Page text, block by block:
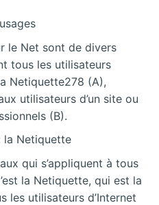
le Net sont de divers
tous les utilisateurs
Netiquette278 (A),
utilisateurs d’un site ou
(B).
la Netiquette
qui s’appliquent à tous
la Netiquette, qui est la
les utilisateurs d’Internet